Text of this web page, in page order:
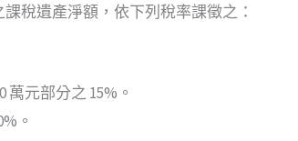
稅遺產淨額，依下列稅率課徵之：
萬元部分之 15%。
。